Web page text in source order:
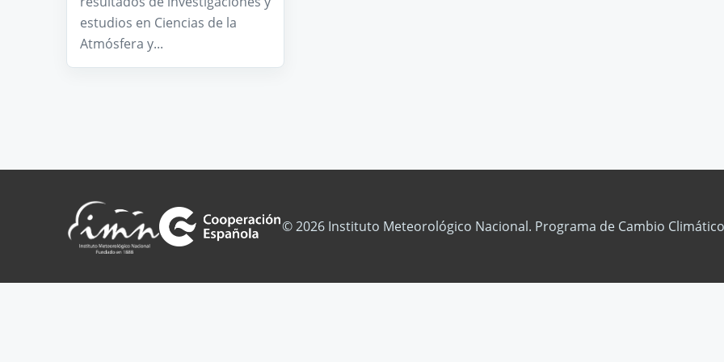
estudios en Ciencias de la
Atmósfera y...
© 2026 Instituto Meteorológico Nacional. Programa de Cambio